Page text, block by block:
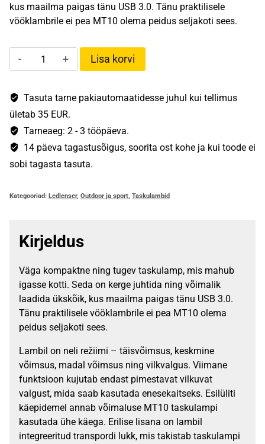
kus maailma paigas tänu USB 3.0. Tänu praktilisele
vööklambrile ei pea MT10 olema peidus seljakoti sees.
Ledlenser
taskulamp
kogus
Lisa korvi
Tasuta tarne pakiautomaatidesse juhul kui tellimus
ületab 35 EUR.
Tarneaeg: 2 - 3 tööpäeva.
14 päeva tagastusõigus, soorita ost kohe ja kui toode ei
sobi tagasta tasuta.
Kategooriad: Ledlenser, Outdoor ja sport, Taskulambid
Kirjeldus
Väga kompaktne ning tugev taskulamp, mis mahub
igasse kotti. Seda on kerge juhtida ning võimalik
laadida ükskõik, kus maailma paigas tänu USB 3.0.
Tänu praktilisele vööklambrile ei pea MT10 olema
peidus seljakoti sees.
Lambil on neli režiimi – täisvõimsus, keskmine
võimsus, madal võimsus ning vilkvalgus. Viimane
funktsioon kujutab endast pimestavat vilkuvat
valgust, mida saab kasutada enesekaitseks. Esilüliti
käepidemel annab võimaluse MT10 taskulampi
kasutada ühe käega. Erilise lisana on lambil
integreeritud transpordi lukk, mis takistab taskulampi